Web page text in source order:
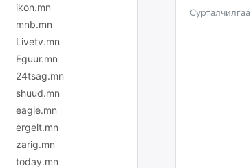
ikon.mn
mnb.mn
Livetv.mn
Eguur.mn
24tsag.mn
shuud.mn
eagle.mn
ergelt.mn
zarig.mn
today.mn
Сурталчилгаа